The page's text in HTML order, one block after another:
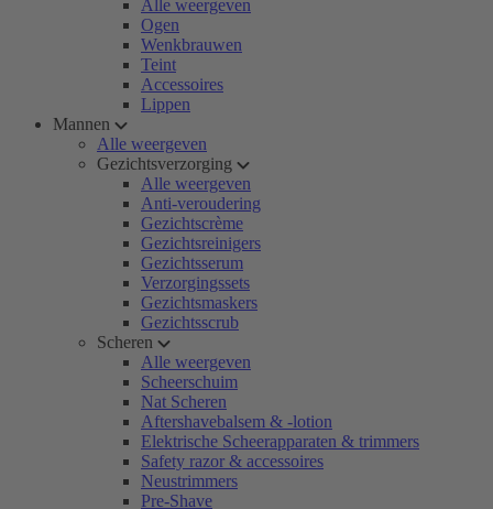
Alle weergeven
Ogen
Wenkbrauwen
Teint
Accessoires
Lippen
Mannen
Alle weergeven
Gezichtsverzorging
Alle weergeven
Anti-veroudering
Gezichtscrème
Gezichtsreinigers
Gezichtsserum
Verzorgingssets
Gezichtsmaskers
Gezichtsscrub
Scheren
Alle weergeven
Scheerschuim
Nat Scheren
Aftershavebalsem & -lotion
Elektrische Scheerapparaten & trimmers
Safety razor & accessoires
Neustrimmers
Pre-Shave